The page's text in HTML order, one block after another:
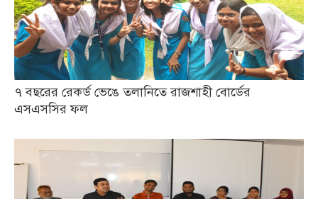
৭ বছরের রেকর্ড ভেঙে তলানিতে রাজশাহী বোর্ডের
এসএসসির ফল